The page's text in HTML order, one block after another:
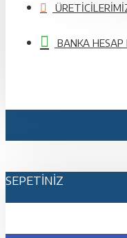
BANKA HESAP
SEPETINIZ